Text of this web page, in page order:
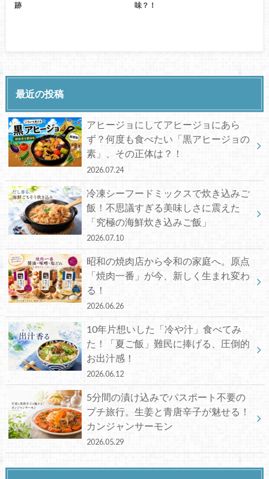
跡
味？！
最近の投稿
アヒージョにしてアヒージョにあら
ず？何度も食べたい「黒アヒージョの
素」、その正体は？！
2026.07.24
冷凍シーフードミックスで炊き込みご
飯！不思議すぎる美味しさに震えた
「究極の海鮮炊き込みご飯」
2026.07.10
昭和の焼肉店から令和の家庭へ。原点
「焼肉一番」が今、新しく生まれ変わ
る！
2026.06.26
10年片想いした「冷や汁」食べてみ
た！「夏ご飯」難民に捧げる、圧倒的
お出汁感！
2026.06.12
5分間の漬け込みでパスポート不要の
プチ旅行。生姜と青唐辛子が魅せる！
カンジャンサーモン
2026.05.29